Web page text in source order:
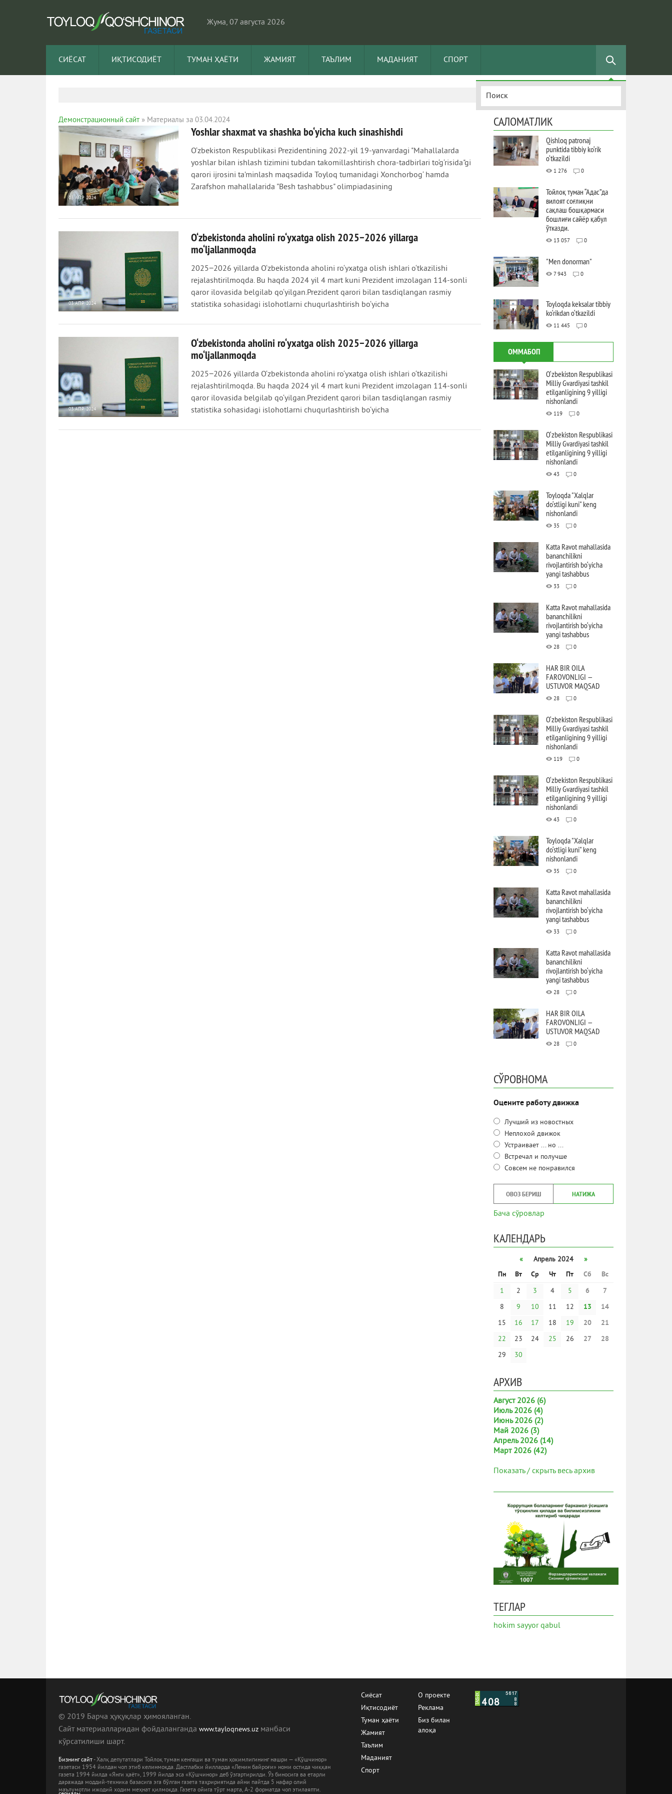
Жума, 07 августа 2026
СИЁСАТ ИҚТИСОДИЁТ ТУМАН ҲАЁТИ ЖАМИЯТ ТАЪЛИМ МАДАНИЯТ СПОРТ
Демонстрационный сайт » Материалы за 03.04.2024
03 АПР 2024
Yoshlar shaxmat va shashka bo‘yicha kuch sinashishdi
O‘zbekiston Respublikasi Prezidentining 2022-yil 19-yanvardagi "Mahallalarda
yoshlar bilan ishlash tizimini tubdan takomillashtirish chora-tadbirlari to‘g‘risida"gi
qarori ijrosini ta’minlash maqsadida Toyloq tumanidagi Xonchorbog‘ hamda
Zarafshon mahallalarida "Besh tashabbus" olimpiadasining
03 АПР 2024
O‘zbekistonda aholini ro‘yxatga olish 2025−2026 yillarga
mo‘ljallanmoqda
2025−2026 yillarda O‘zbekistonda aholini ro‘yxatga olish ishlari o‘tkazilishi
rejalashtirilmoqda. Bu haqda 2024 yil 4 mart kuni Prezident imzolagan 114-sonli
qaror ilovasida belgilab qo‘yilgan.Prezident qarori bilan tasdiqlangan rasmiy
statistika sohasidagi islohotlarni chuqurlashtirish bo‘yicha
03 АПР 2024
O‘zbekistonda aholini ro‘yxatga olish 2025−2026 yillarga
mo‘ljallanmoqda
2025−2026 yillarda O‘zbekistonda aholini ro‘yxatga olish ishlari o‘tkazilishi
rejalashtirilmoqda. Bu haqda 2024 yil 4 mart kuni Prezident imzolagan 114-sonli
qaror ilovasida belgilab qo‘yilgan.Prezident qarori bilan tasdiqlangan rasmiy
statistika sohasidagi islohotlarni chuqurlashtirish bo‘yicha
САЛОМАТЛИК
Qishloq patronaj
punktida tibbiy ko‘rik
o‘tkazildi
1 276 0
Тойлоқ туман “Адас”да
вилоят соғлиқни
сақлаш бошқармаси
бошлиғи сайёр қабул
ўтказди.
13 057 0
"Men donorman"
7 943 0
Toyloqda keksalar tibbiy
ko‘rikdan o‘tkazildi
11 445 0
ОММАБОП
O‘zbekiston Respublikasi
Milliy Gvardiyasi tashkil
etilganligining 9 yilligi
nishonlandi
119 0
O‘zbekiston Respublikasi
Milliy Gvardiyasi tashkil
etilganligining 9 yilligi
nishonlandi
43 0
Toyloqda "Xalqlar
do‘stligi kuni" keng
nishonlandi
35 0
Katta Ravot mahallasida
bananchilikni
rivojlantirish bo‘yicha
yangi tashabbus
33 0
Katta Ravot mahallasida
bananchilikni
rivojlantirish bo‘yicha
yangi tashabbus
28 0
HAR BIR OILA
FAROVONLIGI —
USTUVOR MAQSAD
28 0
O‘zbekiston Respublikasi
Milliy Gvardiyasi tashkil
etilganligining 9 yilligi
nishonlandi
119 0
O‘zbekiston Respublikasi
Milliy Gvardiyasi tashkil
etilganligining 9 yilligi
nishonlandi
43 0
Toyloqda "Xalqlar
do‘stligi kuni" keng
nishonlandi
35 0
Katta Ravot mahallasida
bananchilikni
rivojlantirish bo‘yicha
yangi tashabbus
33 0
Katta Ravot mahallasida
bananchilikni
rivojlantirish bo‘yicha
yangi tashabbus
28 0
HAR BIR OILA
FAROVONLIGI —
USTUVOR MAQSAD
28 0
СЎРОВНОМА
Оцените работу движка
Лучший из новостных
Неплохой движок
Устраивает ... но ...
Встречал и получше
Совсем не понравился
ОВОЗ БЕРИШ НАТИЖА
Бача сўровлар
КАЛЕНДАРЬ
« Апрель 2024
»
Пн
Вт Ср Чт Пт Сб
Вс
1
2 3 4 5 6
7
8
9 10 11 12 13
14
15
16 17 18 19 20
21
22
23 24 25 26 27
28
29
30
АРХИВ
Август 2026 (6)
Июль 2026 (4)
Июнь 2026 (2)
Май 2026 (3)
Апрель 2026 (14)
Март 2026 (42)
Показать / скрыть весь архив
ТЕГЛАР
hokim sayyor qabul
© 2019 Барча ҳуқуқлар ҳимояланган.
Сайт материалларидан фойдаланганда www.tayloqnews.uz манбаcи
кўрсатилиши шарт.
Бизнинг сайт- Халқ депутатлари Тойлоқ туман кенгаши ва туман ҳокимлигининг нашри — «Қўшчинор»
газетаси 1954 йилдан чоп этиб келинмоқда. Дастлабки йилларда «Ленин байроғи» номи остида чиққан
газета 1994 йилда «Янги ҳаёт», 1999 йилда эса «Қўшчинор» деб ўзгартирилди. Ўз биносига ва етарли
даражада моддий-техника базасига эга бўлган газета таҳририятида айни пайтда 5 нафар олий
маълумотли ижодий ходим меҳнат қилмоқда. Газета ойига тўрт марта, А-2 форматда чоп этилаяпти.
Сиёсат
Иқтисодиёт
Туман ҳаёти
Жамият
Таълим
Маданият
Спорт
О проекте
Реклама
Биз билан
алоқа